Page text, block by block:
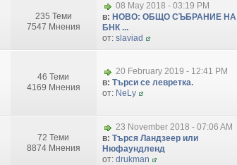
235 Теми
7547 Мнения
08 May 2018 - 03:19 PM
в: НОВО: ОБЩО СЪБРАНИЕ НА
БНК ...
от: slaviad
46 Теми
4169 Мнения
20 February 2019 - 12:41 PM
в: Търси се левретка.
от: NeLy
72 Теми
8874 Мнения
23 November 2018 - 07:06 AM
в: Търся Ландзеер или
Нюфаундленд
от: drukman